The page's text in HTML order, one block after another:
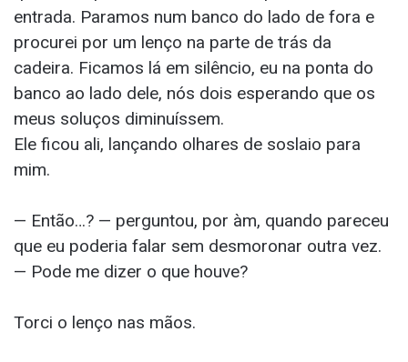
entrada. Paramos num banco do lado de fora e
procurei por um lenço na parte de trás da
cadeira. Ficamos lá em silêncio, eu na ponta do
banco ao lado dele, nós dois esperando que os
meus soluços diminuíssem.
Ele ficou ali, lançando olhares de soslaio para
mim.
— Então…? — perguntou, por àm, quando pareceu
que eu poderia falar sem desmoronar outra vez.
— Pode me dizer o que houve?
Torci o lenço nas mãos.